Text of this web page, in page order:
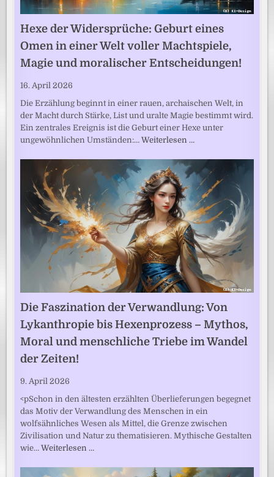
Hexe der Widersprüche: Geburt eines
Omen in einer Welt voller Machtspiele,
Magie und moralischer Entscheidungen!
16. April 2026
Die Erzählung beginnt in einer rauen, archaischen Welt, in
der Macht durch Stärke, List und uralte Magie bestimmt wird.
Ein zentrales Ereignis ist die Geburt einer Hexe unter
ungewöhnlichen Umständen:…Weiterlesen …
Die Faszination der Verwandlung: Von
Lykanthropie bis Hexenprozess – Mythos,
Moral und menschliche Triebe im Wandel
der Zeiten!
9. April 2026
<pSchon in den ältesten erzählten Überlieferungen begegnet
das Motiv der Verwandlung des Menschen in ein
wolfsähnliches Wesen als Mittel, die Grenze zwischen
Zivilisation und Natur zu thematisieren. Mythische Gestalten
wie…Weiterlesen …